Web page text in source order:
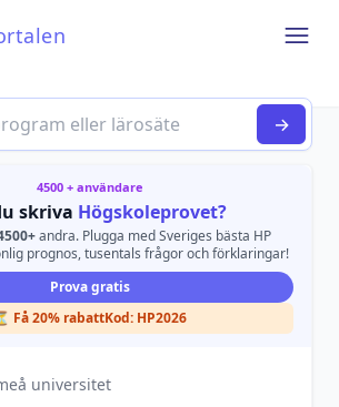
→
4500 + användare
skriva Högskoleprovet?
andra. Plugga med Sveriges bästa HP
prognos, tusentals frågor och förklaringar!
Prova gratis
Få 20% rabattKod: HP2026
universitet